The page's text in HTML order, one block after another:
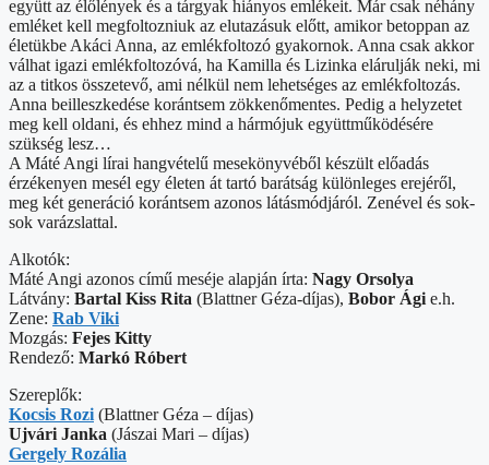
együtt az élőlények és a tárgyak hiányos emlékeit. Már csak néhány
emléket kell megfoltozniuk az elutazásuk előtt, amikor betoppan az
életükbe Akáci Anna, az emlékfoltozó gyakornok. Anna csak akkor
válhat igazi emlékfoltozóvá, ha Kamilla és Lizinka elárulják neki, mi
az a titkos összetevő, ami nélkül nem lehetséges az emlékfoltozás.
Anna beilleszkedése korántsem zökkenőmentes. Pedig a helyzetet
meg kell oldani, és ehhez mind a hármójuk együttműködésére
szükség lesz…
A Máté Angi lírai hangvételű mesekönyvéből készült előadás
érzékenyen mesél egy életen át tartó barátság különleges erejéről,
meg két generáció korántsem azonos látásmódjáról. Zenével és sok-
sok varázslattal.
Alkotók:
Máté Angi azonos című meséje alapján írta: Nagy Orsolya
Látvány: Bartal Kiss Rita (Blattner Géza-díjas), Bobor Ági e.h.
Zene: Rab Viki
Mozgás: Fejes Kitty
Rendező: Markó Róbert
Szereplők:
Kocsis Rozi (Blattner Géza – díjas)
Ujvári Janka (Jászai Mari – díjas)
Gergely Rozália